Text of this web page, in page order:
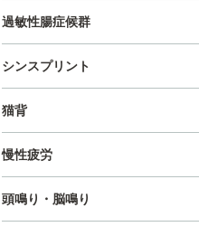
過敏性腸症候群
シンスプリント
猫背
慢性疲労
頭鳴り・脳鳴り